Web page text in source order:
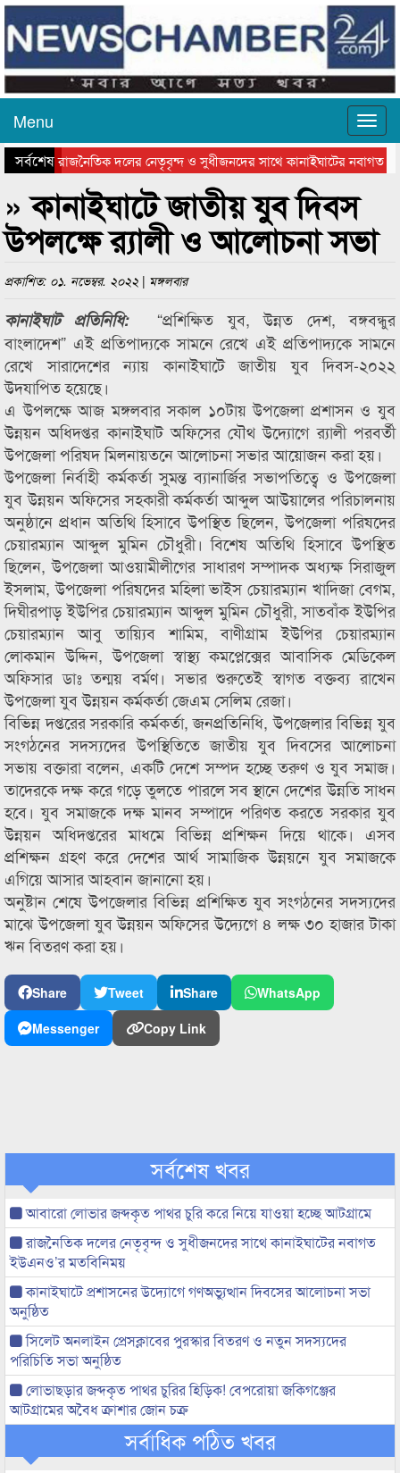
Menu
সর্বশেষরাজনৈতিক দলের নেতৃবৃন্দ ও সুধীজনদের সাথে কানাইঘাটের নবাগত
সিলেটে বাংলাদেশ গ্রুপ থিয়েটার ফেডারেশানের বিভাগীয় অভিনয়
» কানাইঘাটে জাতীয় যুব দিবস
উপলক্ষে র‌্যালী ও আলোচনা সভা
প্রকাশিত: ০১. নভেম্বর. ২০২২ | মঙ্গলবার
কানাইঘাট প্রতিনিধি: “প্রশিক্ষিত যুব, উন্নত দেশ, বঙ্গবন্ধুর
বাংলাদেশ” এই প্রতিপাদ্যকে সামনে রেখে এই প্রতিপাদ্যকে সামনে
রেখে সারাদেশের ন্যায় কানাইঘাটে জাতীয় যুব দিবস-২০২২
উদযাপিত হয়েছে।
এ উপলক্ষে আজ মঙ্গলবার সকাল ১০টায় উপজেলা প্রশাসন ও যুব
উন্নয়ন অধিদপ্তর কানাইঘাট অফিসের যৌথ উদ্যোগে র‌্যালী পরবর্তী
উপজেলা পরিষদ মিলনায়তনে আলোচনা সভার আয়োজন করা হয়।
উপজেলা নির্বাহী কর্মকর্তা সুমন্ত ব্যানার্জির সভাপতিত্বে ও উপজেলা
যুব উন্নয়ন অফিসের সহকারী কর্মকর্তা আব্দুল আউয়ালের পরিচালনায়
অনুষ্ঠানে প্রধান অতিথি হিসাবে উপস্থিত ছিলেন, উপজেলা পরিষদের
চেয়ারম্যান আব্দুল মুমিন চৌধুরী। বিশেষ অতিথি হিসাবে উপস্থিত
ছিলেন, উপজেলা আওয়ামীলীগের সাধারণ সম্পাদক অধ্যক্ষ সিরাজুল
ইসলাম, উপজেলা পরিষদের মহিলা ভাইস চেয়ারম্যান খাদিজা বেগম,
দিঘীরপাড় ইউপির চেয়ারম্যান আব্দুল মুমিন চৌধুরী, সাতবাঁক ইউপির
চেয়ারম্যান আবু তায়্যিব শামিম, বাণীগ্রাম ইউপির চেয়ারম্যান
লোকমান উদ্দিন, উপজেলা স্বাস্থ্য কমপ্লেক্সের আবাসিক মেডিকেল
অফিসার ডাঃ তন্ময় বর্মণ। সভার শুরুতেই স্বাগত বক্তব্য রাখেন
উপজেলা যুব উন্নয়ন কর্মকর্তা জেএম সেলিম রেজা।
বিভিন্ন দপ্তরের সরকারি কর্মকর্তা, জনপ্রতিনিধি, উপজেলার বিভিন্ন যুব
সংগঠনের সদস্যদের উপস্থিতিতে জাতীয় যুব দিবসের আলোচনা
সভায় বক্তারা বলেন, একটি দেশে সম্পদ হচ্ছে তরুণ ও যুব সমাজ।
তাদেরকে দক্ষ করে গড়ে তুলতে পারলে সব স্থানে দেশের উন্নতি সাধন
হবে। যুব সমাজকে দক্ষ মানব সম্পাদে পরিণত করতে সরকার যুব
উন্নয়ন অধিদপ্তরের মাধমে বিভিন্ন প্রশিক্ষন দিয়ে থাকে। এসব
প্রশিক্ষন গ্রহণ করে দেশের আর্থ সামাজিক উন্নয়নে যুব সমাজকে
এগিয়ে আসার আহবান জানানো হয়।
অনুষ্টান শেষে উপজেলার বিভিন্ন প্রশিক্ষিত যুব সংগঠনের সদস্যদের
মাঝে উপজেলা যুব উন্নয়ন অফিসের উদ্যেগে ৪ লক্ষ ৩০ হাজার টাকা
ঋন বিতরণ করা হয়।
Share Tweet Share
WhatsApp
Messenger
Copy Link
সর্বশেষ খবর
আবারো লোভার জব্দকৃত পাথর চুরি করে নিয়ে যাওয়া হচ্ছে আটগ্রামে
রাজনৈতিক দলের নেতৃবৃন্দ ও সুধীজনদের সাথে কানাইঘাটের নবাগত
ইউএনও’র মতবিনিময়
কানাইঘাটে প্রশাসনের উদ্যোগে গণঅভ্যুত্থান দিবসের আলোচনা সভা
অনুষ্ঠিত
সিলেট অনলাইন প্রেসক্লাবের পুরস্কার বিতরণ ও নতুন সদস্যদের
পরিচিতি সভা অনুষ্ঠিত
লোভাছড়ার জব্দকৃত পাথর চুরির হিড়িক! বেপরোয়া জকিগঞ্জের
আটগ্রামের অবৈধ ক্রাশার জোন চক্র
সর্বাধিক পঠিত খবর